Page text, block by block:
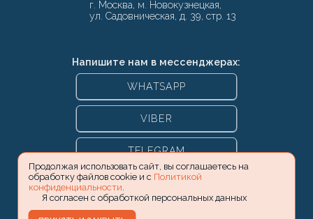
Продолжая использовать сайт, вы соглашаетесь на
обработку файлов cookie и с Политикой
конфиденциальности
Я согласен с обработкой персональных данных
г. Москва, м. Новокузнецкая,
ул. Садовническая, д. 39, стр. 13
Напишите нам в мессенджерах:
WHATSAPP
VIBER
TELEGRAM